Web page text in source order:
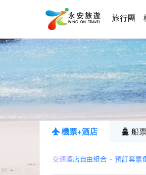
旅行團
機票+酒店 船